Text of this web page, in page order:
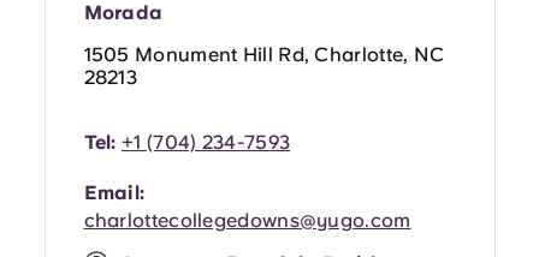
Morada
1505 Monument Hill Rd, Charlotte, NC
28213
Tel: +1 (704) 234-7593
Email:
charlottecollegedowns@yugo.com